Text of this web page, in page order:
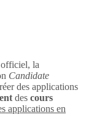
la
Candidate
des applications
des cours
applications en